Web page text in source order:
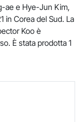
ae e Hye-Jun Kim,
in Corea del Sud. La
Koo è
È stata prodotta 1